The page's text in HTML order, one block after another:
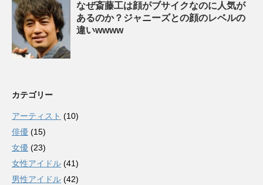
なぜ斎藤工は顔がブサイクなのに人気が
あるのか？ジャニーズとの顔のレベルの
違いwwww
カテゴリー
アーティスト (10)
俳優 (15)
女優 (23)
女性アイドル (41)
男性アイドル (42)